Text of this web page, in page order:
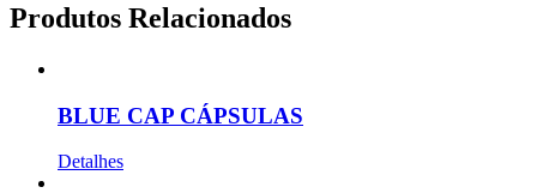
Produtos Relacionados
BLUE CAP CÁPSULAS
Detalhes